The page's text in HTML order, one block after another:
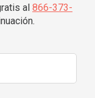
al 866-373-